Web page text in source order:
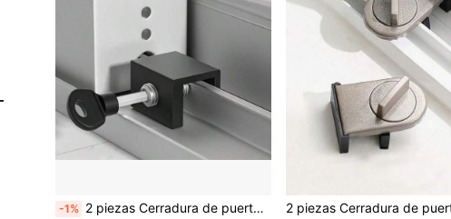
-1% 2 piezas Cerradura de puerta deslizante metálica ajustable con llaves - Cerradura de vertical para puertas para mascotas, sin necesidad de montaje, sin necesidad de batería